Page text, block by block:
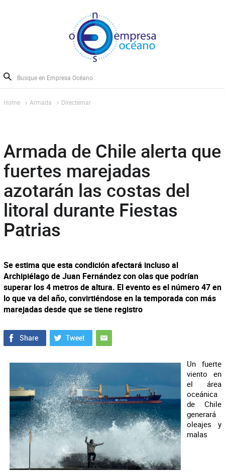
Home Armada Directemar
Armada de Chile alerta que
fuertes marejadas
azotarán las costas del
litoral durante Fiestas
Patrias
Se estima que esta condición afectará incluso al
Archipiélago de Juan Fernández con olas que podrían
superar los 4 metros de altura. El evento es el número 47 en
lo que va del año, convirtiéndose en la temporada con más
marejadas desde que se tiene registro
Un fuerte
viento en
el área
oceánica
de Chile
generará
oleajes y
malas